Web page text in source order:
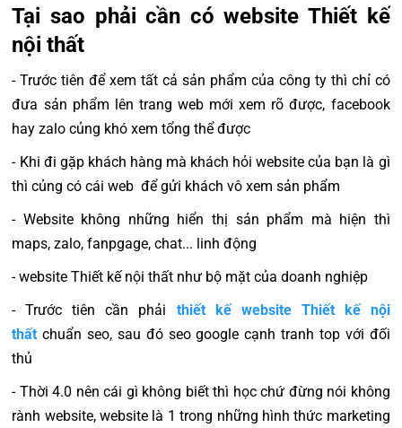
Tại sao phải cần có website Thiết kế
nội thất
- Trước tiên để xem tất cả sản phẩm của công ty thì chỉ có
đưa sản phẩm lên trang web mới xem rõ được, facebook
hay zalo củng khó xem tổng thể được
- Khi đi gặp khách hàng mà khách hỏi website của bạn là gì
thì củng có cái web để gửi khách vô xem sản phẩm
- Website không những hiển thị sản phẩm mà hiện thì
maps, zalo, fanpgage, chat... linh động
- website Thiết kế nội thất như bộ mặt của doanh nghiệp
- Trước tiên cần phải thiết kế website Thiết kế nội
thất chuẩn seo, sau đó seo google cạnh tranh top với đối
thủ
- Thời 4.0 nên cái gì không biết thì học chứ đừng nói không
rành website, website là 1 trong những hình thức marketing